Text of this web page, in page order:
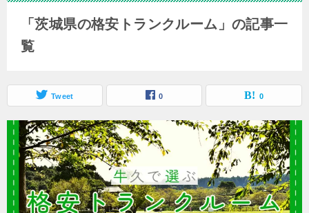
「茨城県の格安トランクルーム」の記事一
覧
Tweet 0 0